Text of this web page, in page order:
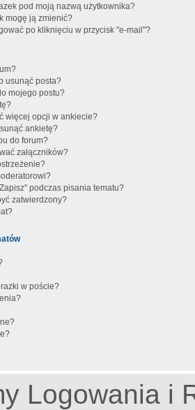
pod moją nazwą użytkownika?
mogę ją zmienić?
po kliknięciu w przycisk "e-mail"?
usunąć posta?
mojego postu?
więcej opcji w ankiecie?
ankietę?
do forum?
załączników?
podczas pisania tematu?
zatwierdzony?
w poście?
Logowania i